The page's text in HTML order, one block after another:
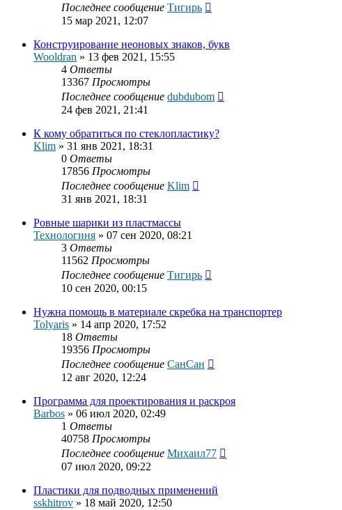
Последнее сообщение Тигирь
15 мар 2021, 12:07
Конструирование неоновых знаков, букв
Wooldran » 13 фев 2021, 15:55
4 Ответы
13367 Просмотры
Последнее сообщение dubdubom
24 фев 2021, 21:41
К кому обратиться по стеклопластику?
Klim » 31 янв 2021, 18:31
0 Ответы
17856 Просмотры
Последнее сообщение Klim
31 янв 2021, 18:31
Ровные шарики из пластмассы
Технологиня » 07 сен 2020, 08:21
3 Ответы
11562 Просмотры
Последнее сообщение Тигирь
10 сен 2020, 00:15
Нужна помощь в материале скребка на транспортер
Tolyaris » 14 апр 2020, 17:52
18 Ответы
19356 Просмотры
Последнее сообщение СанСан
12 авг 2020, 12:24
Программа для проектирования и раскроя
Barbos » 06 июл 2020, 02:49
1 Ответы
40758 Просмотры
Последнее сообщение Михаил77
07 июл 2020, 09:22
Пластики для подводных применений
sskhitrov » 18 май 2020, 12:50